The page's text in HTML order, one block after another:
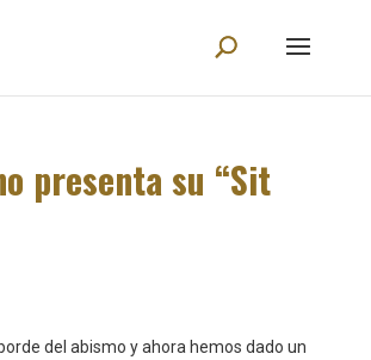
presenta su “Sit
del abismo y ahora hemos dado un